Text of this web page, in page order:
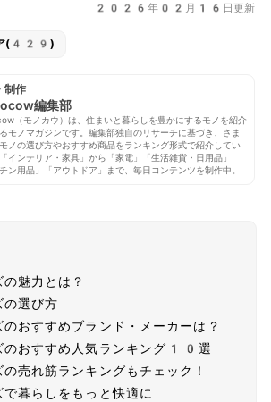
2026年02月16日更新
ア(429)
制作
編集部
（モノカウ）は、住まいと暮らしを豊かにするモノを紹介
モノマガジンです。編集部独自のリサーチに基づき、さま
ノの選び方やおすすめ商品をランキング形式で紹介してい
インテリア・家具」から「家電」「生活雑貨・日用品」
チン用品」「アウトドア」まで、毎日コンテンツを制作中。
魅力とは？
の選び方
おすすめブランド・メーカーは？
のおすすめ人気ランキング10選
売れ筋ランキングもチェック！
暮らしをもっと快適に